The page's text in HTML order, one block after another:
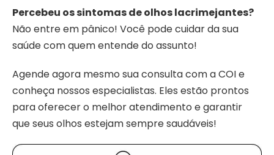
Percebeu os sintomas de olhos lacrimejantes?
Não entre em pânico! Você pode cuidar da sua
saúde com quem entende do assunto!
Agende agora mesmo sua consulta com a COI e
conheça nossos especialistas. Eles estão prontos
para oferecer o melhor atendimento e garantir
que seus olhos estejam sempre saudáveis!